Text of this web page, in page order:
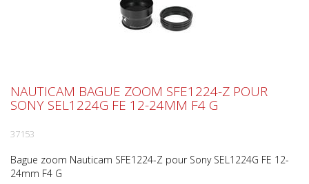
NAUTICAM BAGUE ZOOM SFE1224-Z POUR
SONY SEL1224G FE 12-24MM F4 G
37153
Bague zoom Nauticam SFE1224-Z pour Sony SEL1224G FE 12-
24mm F4 G